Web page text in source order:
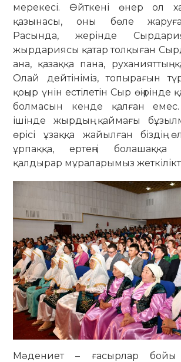
мерекесі. Өйткені өнер ол
қазынасы, оны бөле
Расында, жерінде
жырдариясы қатар толқыған
ана, қазаққа пана, руханияттың
Олай дейтініміз, топырағын
қоңыр үнін естілетін Сыр өңірінде
болмасын кенде қалған
ішінде жырдың қаймағы
өрісі ұзаққа жайылған біздің
ұрпаққа, ертеңгі болашаққа
қалдырар мұраларымыз
Мәдениет – ғасырлар бойы